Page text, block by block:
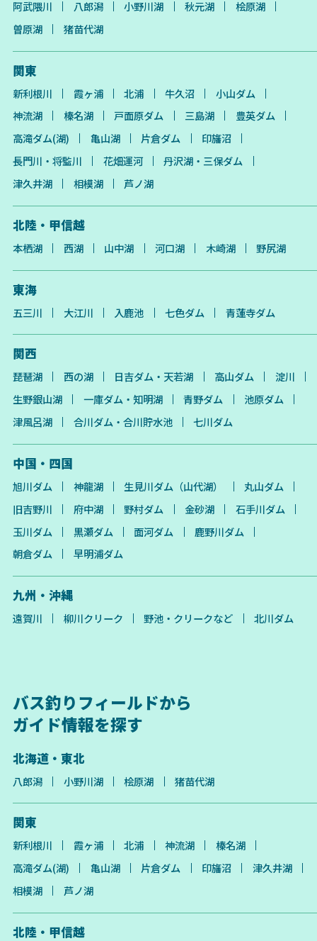
阿武隈川 八郎潟 小野川湖 秋元湖
桧原湖
曽原湖
猪苗代湖
関東
新利根川 霞ヶ浦 北浦 牛久沼
小山ダム
神流湖
榛名湖 戸面原ダム 三島湖
豊英ダム
高滝ダム(湖)
亀山湖 片倉ダム
印旛沼
長門川・将監川
花畑運河
丹沢湖・三保ダム
津久井湖
相模湖 芦ノ湖
北陸・甲信越
本栖湖 西湖 山中湖 河口湖 木崎湖 野尻湖
東海
五三川 大江川 入鹿池 七色ダム 青蓮寺ダム
関西
琵琶湖 西の湖 日吉ダム・天若湖 高山ダム
淀川
生野銀山湖
一庫ダム・知明湖 青野ダム
池原ダム
津風呂湖
合川ダム・合川貯水池 七川ダム
中国・四国
旭川ダム 神龍湖 生見川ダム（山代湖）
丸山ダム
旧吉野川
府中湖 野村ダム 金砂湖
石手川ダム
玉川ダム
黒瀬ダム 面河ダム
鹿野川ダム
朝倉ダム
早明浦ダム
九州・沖縄
遠賀川 柳川クリーク 野池・クリークなど 北川ダム
バス釣りフィールドから
ガイド情報を探す
北海道・東北
八郎潟 小野川湖 桧原湖 猪苗代湖
関東
新利根川 霞ヶ浦 北浦 神流湖
榛名湖
高滝ダム(湖)
亀山湖 片倉ダム 印旛沼
津久井湖
相模湖
芦ノ湖
北陸・甲信越